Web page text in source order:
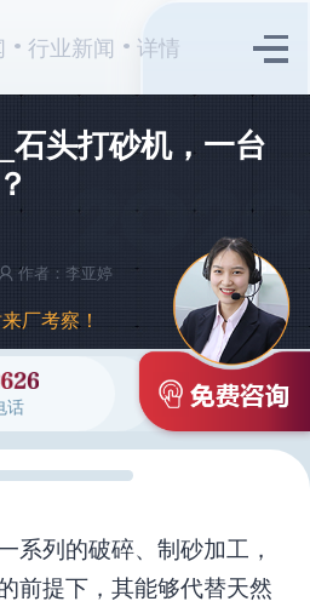
行业新闻 详情
石头打砂机，一台
作者：李亚婷
厂考察！
话
系列的破碎、制砂加工，
前提下，其能够代替天然